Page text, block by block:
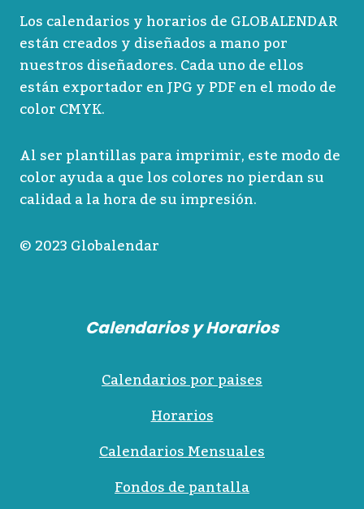
Los calendarios y horarios de GLOBALENDAR
están creados y diseñados a mano por
nuestros diseñadores. Cada uno de ellos
están exportador en JPG y PDF en el modo de
color CMYK.
Al ser plantillas para imprimir, este modo de
color ayuda a que los colores no pierdan su
calidad a la hora de su impresión.
© 2023 Globalendar
Calendarios y Horarios
Calendarios por paises
Horarios
Calendarios Mensuales
Fondos de pantalla